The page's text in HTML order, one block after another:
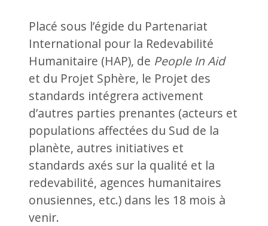
Placé sous l’égide du Partenariat
International pour la Redevabilité
Humanitaire (HAP), de People In Aid
et du Projet Sphère, le Projet des
standards intégrera activement
d’autres parties prenantes (acteurs et
populations affectées du Sud de la
planète, autres initiatives et
standards axés sur la qualité et la
redevabilité, agences humanitaires
onusiennes, etc.) dans les 18 mois à
venir.